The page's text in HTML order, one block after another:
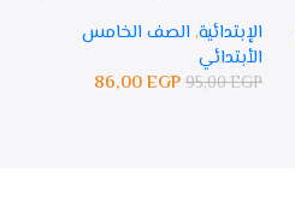
الإبتدائية, الصف الخامس
الأبتدائي
95,00EGP
86,00EGP